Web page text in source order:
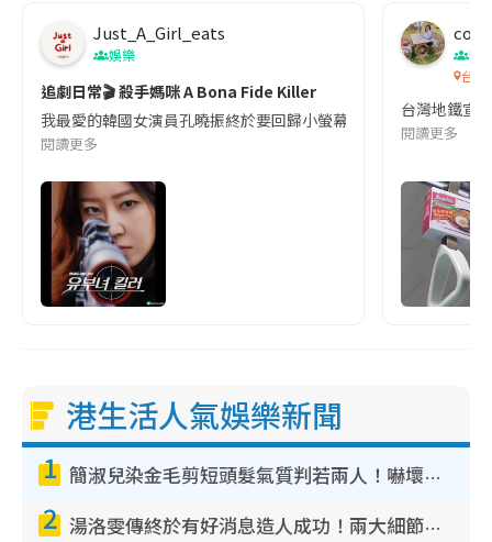
Just_A_Girl_eats
娛樂
追劇日常🎬 殺手媽咪 A Bona Fide Killer
我最愛的韓國女演員孔曉振終於要回歸小螢幕啦!這次的劇本改編
閱讀更多
co
吹
台灣
台灣地鐵宣
閱讀更多
港生活人氣娛樂新聞
1 簡淑兒染金毛剪短頭髮氣質判若兩人！嚇壞老公麥大力都認唔出：「你做咩事？」
2 湯洛雯傳終於有好消息造人成功！兩大細節曝孕味極濃惹猜測：大肚婆先會咁！